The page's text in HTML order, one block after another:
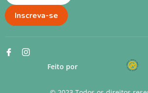
Inscreva-se
Feito por